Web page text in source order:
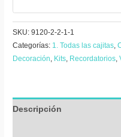
SKU:9120-2-2-1-1
Categorías: 1. Todas las cajitas ,
Decoración Kits Recordatorios ,
Descripción